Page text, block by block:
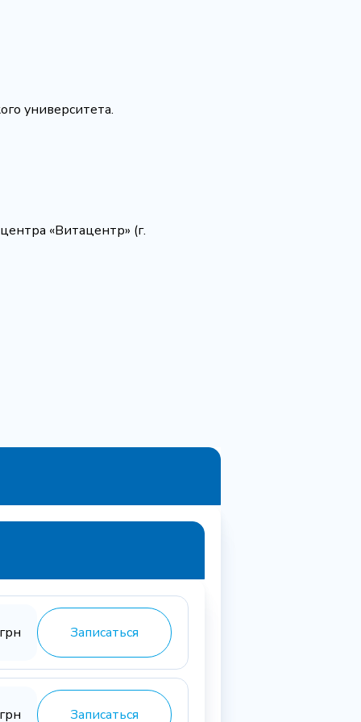
университета.
«Витацентр» (г.
Записаться
Записаться